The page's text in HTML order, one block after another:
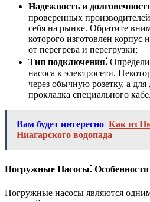
Надежность и
проверенных
себя на рынке. Обратите
которого изготовлен корпус
от перегрева и перегрузки;
Тип подключения⁚
насоса к электросети.
через обычную розетку, а для
прокладка специального
Вам будет интересно Как из
Ниагарского водопада
Погружные Насосы⁚
Погружные насосы являются